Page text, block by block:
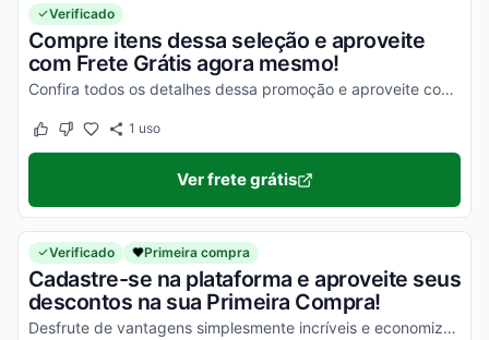
Verificado
Compre itens dessa seleção e aproveite
com Frete Grátis agora mesmo!
Confira todos os detalhes dessa promoção e aproveite com vantagens simplesmente incríveis!
Este cupom funcionou
Este cupom não funcionou
1 uso
Ver frete grátis
Verificado Primeira compra
Cadastre-se na plataforma e aproveite seus
descontos na sua Primeira Compra!
Desfrute de vantagens simplesmente incríveis e economize de uma forma simples!